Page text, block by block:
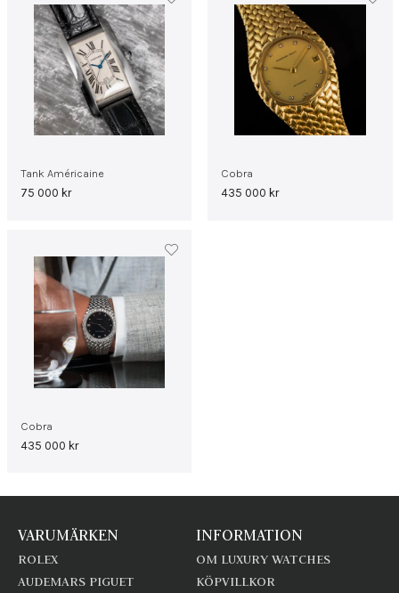
Tank Américaine
75 000 kr
Cobra
435 000 kr
Cobra
435 000 kr
VARUMÄRKEN
ROLEX
AUDEMARS PIGUET
INFORMATION
OM LUXURY WATCHES
KÖPVILLKOR